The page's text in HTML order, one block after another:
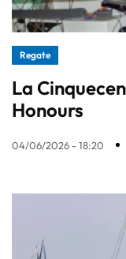
Regate
La
Honours
04/06/2026 - 18:20